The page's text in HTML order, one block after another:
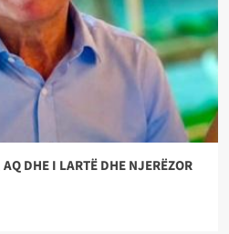
DHE I LARTË DHE NJERËZOR